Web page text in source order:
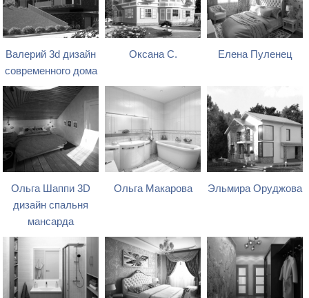
Валерий 3d дизайн
современного дома
Оксана С. Елена Пуленец
Ольга Шаппи 3D
дизайн спальня
мансарда
Ольга Макарова Эльмира Оруджова